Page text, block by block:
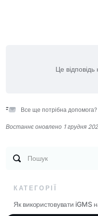
Пошук
КАТЕГОРІЇ
Як використовувати iGMS
Це
Все ще потрібна допомога?
Востаннє оновлено 1 грудня